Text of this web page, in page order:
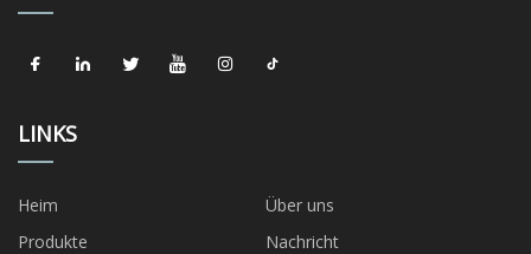
LINKS
Heim
Über uns
Produkte
Nachricht